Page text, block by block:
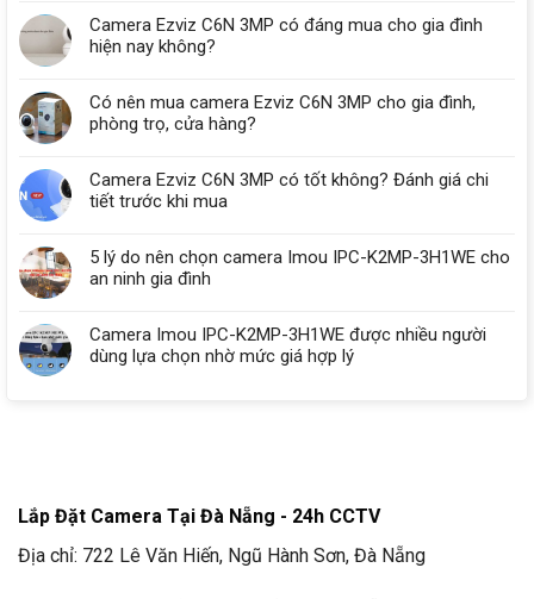
Camera Ezviz C6N 3MP có đáng mua cho gia đình
hiện nay không?
Có nên mua camera Ezviz C6N 3MP cho gia đình,
phòng trọ, cửa hàng?
Camera Ezviz C6N 3MP có tốt không? Đánh giá chi
tiết trước khi mua
5 lý do nên chọn camera Imou IPC-K2MP-3H1WE cho
an ninh gia đình
Camera Imou IPC-K2MP-3H1WE được nhiều người
dùng lựa chọn nhờ mức giá hợp lý
Lắp Đặt Camera Tại Đà Nẵng - 24h CCTV
Địa chỉ: 722 Lê Văn Hiến, Ngũ Hành Sơn, Đà Nẵng